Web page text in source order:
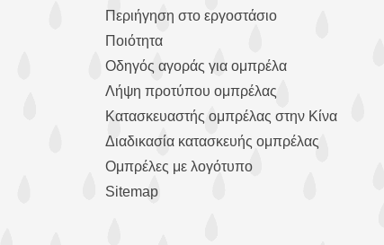
Περιήγηση στο εργοστάσιο
Ποιότητα
Οδηγός αγοράς για ομπρέλα
Λήψη προτύπου ομπρέλας
Κατασκευαστής ομπρέλας στην Κίνα
Διαδικασία κατασκευής ομπρέλας
Ομπρέλες με λογότυπο
Sitemap